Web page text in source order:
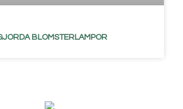
BLOMSTERLAMPOR